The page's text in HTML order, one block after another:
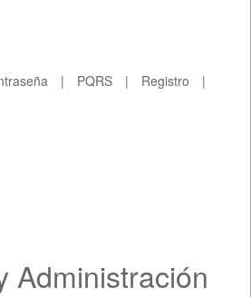
| PQRS | Registro
|
Administración